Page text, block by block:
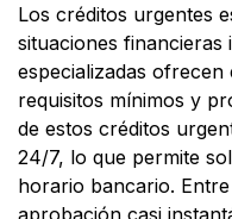
Los créditos urgentes
situaciones financieras
especializadas
requisitos mínimos y
de estos créditos
24/7, lo que permite
horario bancario.
aprobación casi